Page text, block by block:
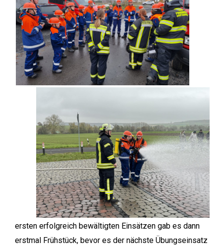
ersten erfolgreich bewältigten Einsätzen gab es dann
erstmal Frühstück, bevor es der nächste Übungseinsatz